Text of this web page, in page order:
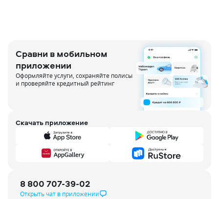
Сравни в мобильном
приложении
Оформляйте услуги, сохраняйте полисы
и проверяйте кредитный рейтинг
Скачать приложение
8 800 707-39-02
Открыть чат в приложении